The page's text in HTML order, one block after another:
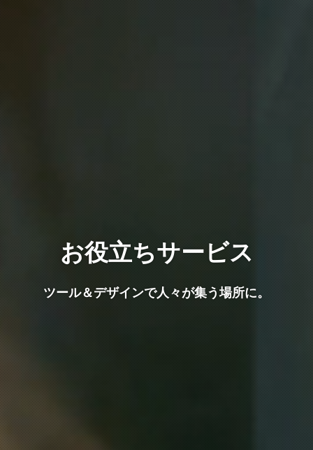
お役立ちサービス
ツール＆デザインで人々が集う場所に。